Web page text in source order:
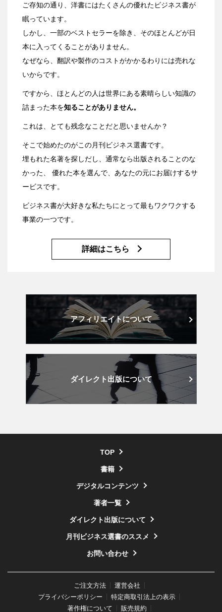
ご存知の通り、洋書にはたくさんの優れたビジネス書が
眠っています。
しかし、一部のベストセラーを除き、そのほとんどが日
本に入ってくることがありません。
なぜなら、翻訳や製作のコストがかかるわりには売れな
いからです。
ですから、ほとんどの人は世界にある素晴らしい知識の
詰まった本を知ることがありません。
これは、とても残念なことだと思いませんか？
そこで始めたのがこの月刊ビジネス選書です。
埋もれた名著を探しだし、通常なら出版されることのな
かった、
優れた本を選んで、あなたの元にお届けするサ
ービスです。
ビジネス書が大好きな私たちにとって最もワクワクする
事業の一つです。
詳細はこちら
アフィリエイトについて
ダイレクト出版について
TOP
書籍
デジタルコンテンツ
著者一覧
ダイレクト出版について
月刊ビジネス選書のススメ
お問い合わせ
ご注文方法
運営会社
プライバシーポリシー
特定商取引法上の表示
著作権について
販売規約